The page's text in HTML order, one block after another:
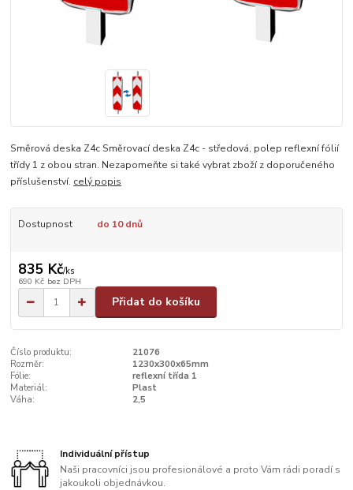
Směrová deska Z4c Směrovací deska Z4c - středová, polep reflexní fólií
třídy 1 z obou stran. Nezapomeňte si také vybrat zboží z doporučeného
příslušenství. celý popis
Dostupnost do 10 dnů
835 Kč/ks
690 Kč bez DPH
Přidat do košíku
Číslo produktu:
21076
Rozměr:
1230x300x65mm
Fólie:
reflexní třída 1
Materiál:
Plast
Váha:
2,5
Individuální přístup
Naši pracovníci jsou profesionálové a proto Vám rádi poradí s
jakoukoli objednávkou.